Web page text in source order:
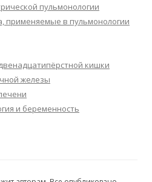
пульмонологии
применяемые в пульмонологии
кишки
железы
и беременность